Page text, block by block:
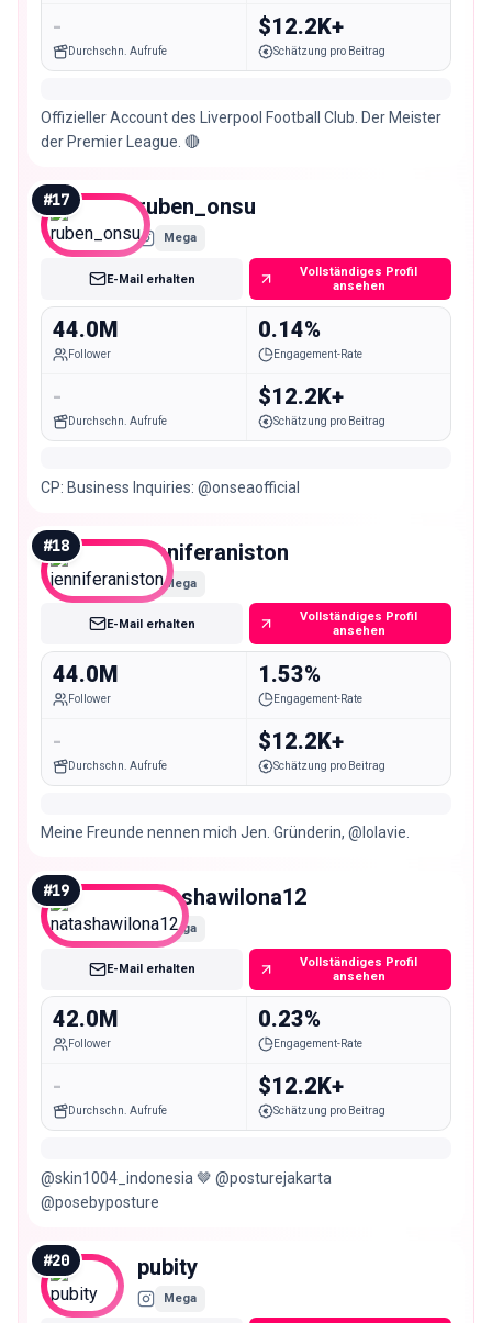
-
Durchschn. Aufrufe
$12.2K+
Schätzung pro Beitrag
Offizieller Account des Liverpool Football Club. Der Meister
der Premier League. 🔴
#17 ruben_onsu
Mega
E-Mail erhalten
Vollständiges Profil
ansehen
44.0M
Follower
0.14%
Engagement-Rate
-
Durchschn. Aufrufe
$12.2K+
Schätzung pro Beitrag
CP: Business Inquiries: @onseaofficial
#18 jenniferaniston
Mega
E-Mail erhalten
Vollständiges Profil
ansehen
44.0M
Follower
1.53%
Engagement-Rate
-
Durchschn. Aufrufe
$12.2K+
Schätzung pro Beitrag
Meine Freunde nennen mich Jen. Gründerin, @lolavie.
#19 natashawilona12
Mega
E-Mail erhalten
Vollständiges Profil
ansehen
42.0M
Follower
0.23%
Engagement-Rate
-
Durchschn. Aufrufe
$12.2K+
Schätzung pro Beitrag
@skin1004_indonesia 🤎 @posturejakarta
@posebyposture
#20 pubity
Mega